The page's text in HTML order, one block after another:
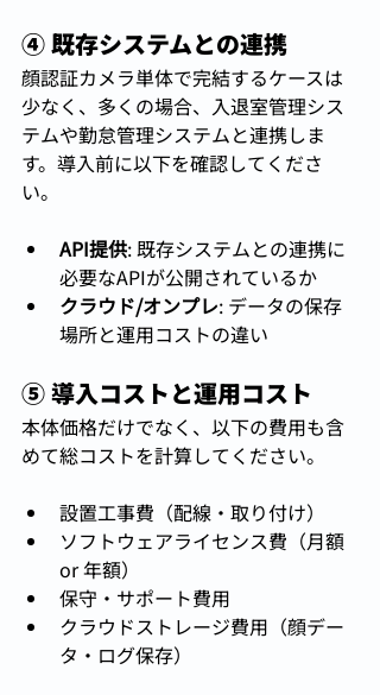
④ 既存システムとの連携
顔認証カメラ単体で完結するケースは
少なく、多くの場合、入退室管理シス
テムや勤怠管理システムと連携しま
す。導入前に以下を確認してくださ
い。
API提供: 既存システムとの連携に
必要なAPIが公開されているか
クラウド/オンプレ: データの保存
場所と運用コストの違い
⑤ 導入コストと運用コスト
本体価格だけでなく、以下の費用も含
めて総コストを計算してください。
設置工事費（配線・取り付け）
ソフトウェアライセンス費（月額
or 年額）
保守・サポート費用
クラウドストレージ費用（顔デー
タ・ログ保存）